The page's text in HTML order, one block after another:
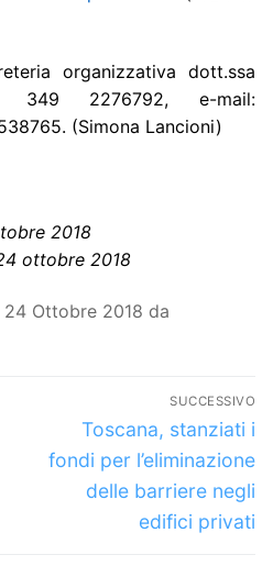
organizzativa dott.ssa
2276792, e-mail:
(Simona Lancioni)
2018
ottobre 2018
Ottobre 2018 da
SUCCESSIVO
Articolo
successivo:
Toscana, stanziati i
fondi per l’eliminazione
delle barriere negli
edifici privati